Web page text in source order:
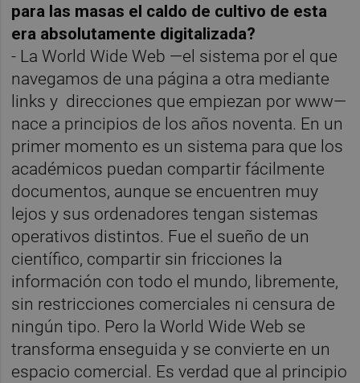
para las masas el caldo de cultivo de esta
era absolutamente digitalizada?
- La World Wide Web —el sistema por el que
navegamos de una página a otra mediante
links y direcciones que empiezan por www—
nace a principios de los años noventa. En un
primer momento es un sistema para que los
académicos puedan compartir fácilmente
documentos, aunque se encuentren muy
lejos y sus ordenadores tengan sistemas
operativos distintos. Fue el sueño de un
científico, compartir sin fricciones la
información con todo el mundo, libremente,
sin restricciones comerciales ni censura de
ningún tipo. Pero la World Wide Web se
transforma enseguida y se convierte en un
espacio comercial. Es verdad que al principio